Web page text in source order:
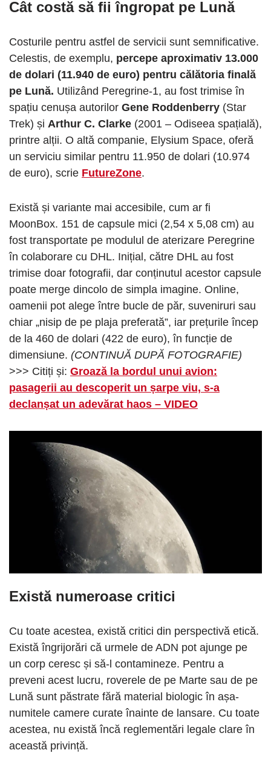
Cât costă să fii îngropat pe Lună
Costurile pentru astfel de servicii sunt semnificative.
Celestis, de exemplu, percepe aproximativ 13.000
de dolari (11.940 de euro) pentru călătoria finală
pe Lună. Utilizând Peregrine-1, au fost trimise în
spațiu cenușa autorilor Gene Roddenberry (Star
Trek) și Arthur C. Clarke (2001 – Odiseea spațială),
printre alții. O altă companie, Elysium Space, oferă
un serviciu similar pentru 11.950 de dolari (10.974
de euro), scrie FutureZone.
Există și variante mai accesibile, cum ar fi
MoonBox. 151 de capsule mici (2,54 x 5,08 cm) au
fost transportate pe modulul de aterizare Peregrine
în colaborare cu DHL. Inițial, către DHL au fost
trimise doar fotografii, dar conținutul acestor capsule
poate merge dincolo de simpla imagine. Online,
oamenii pot alege între bucle de păr, suveniruri sau
chiar „nisip de pe plaja preferată”, iar prețurile încep
de la 460 de dolari (422 de euro), în funcție de
dimensiune. (CONTINUĂ DUPĂ FOTOGRAFIE)
>>> Citiți și: Groază la bordul unui avion:
pasagerii au descoperit un șarpe viu, s-a
declanșat un adevărat haos – VIDEO
Există numeroase critici
Cu toate acestea, există critici din perspectivă etică.
Există îngrijorări că urmele de ADN pot ajunge pe
un corp ceresc și să-l contamineze. Pentru a
preveni acest lucru, roverele de pe Marte sau de pe
Lună sunt păstrate fără material biologic în așa-
numitele camere curate înainte de lansare. Cu toate
acestea, nu există încă reglementări legale clare în
această privință.